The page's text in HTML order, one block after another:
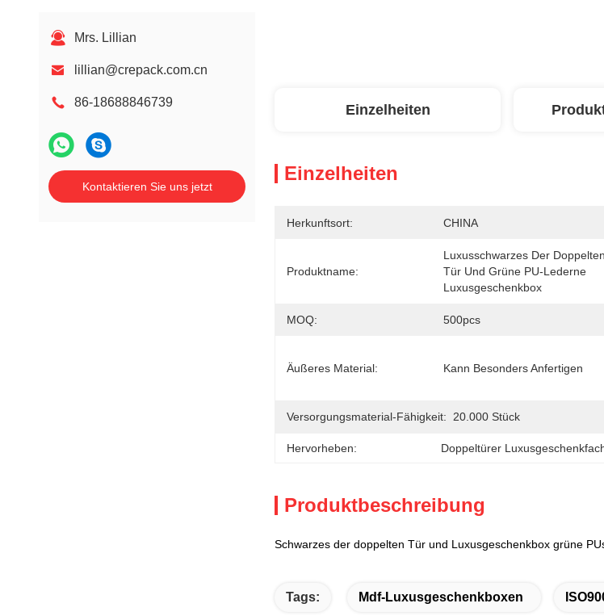
Mrs. Lillian
lillian@crepack.com.cn
86-18688846739
Kontaktieren Sie uns jetzt
Einzelheiten
Einzelheiten
Herkunftsort: CHINA
Produktname:
Luxusschwarzes Der Doppelten
Tür Und Grüne PU-Lederne
Luxusgeschenkbox
MOQ: 500pcs
Äußeres Material: Kann Besonders Anfertigen
Versorgungsmaterial-Fähigkeit: 20.000 Stück
Hervorheben: Doppeltürer
Produktbeschreibung
Schwarzes der doppelten Tür und Luxusgeschenkbox grüne
Tags: Mdf-Luxusgeschenkboxen